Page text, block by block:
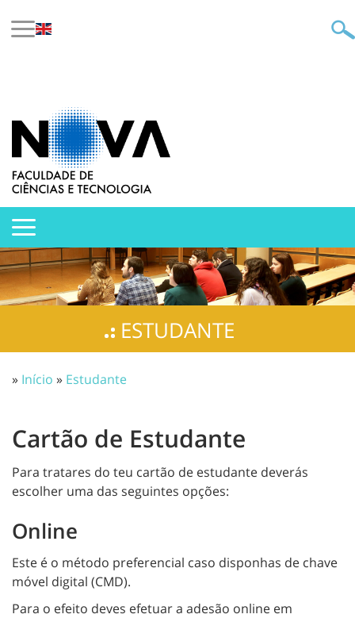
ESTUDANTE
» Início » Estudante
Cartão de Estudante
Para tratares do teu cartão de estudante deverás
escolher uma das seguintes opções:
Online
Este é o método preferencial caso disponhas de chave
móvel digital (CMD).
Para o efeito deves efetuar a adesão online em